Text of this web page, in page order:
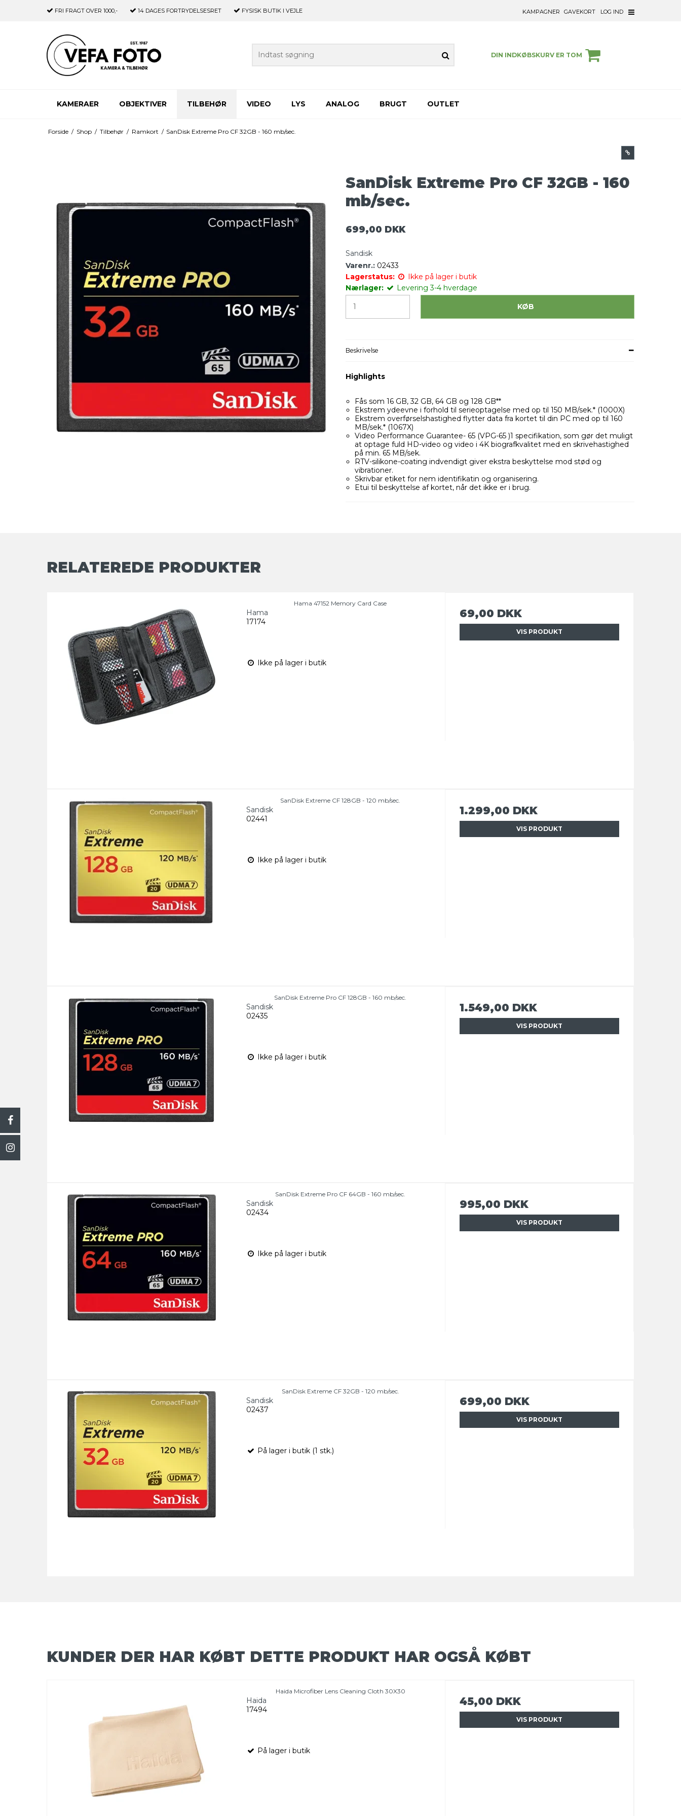
FRI FRAGT OVER 1000,- 14 DAGES FORTRYDELSESRET FYSISK BUTIK I VEJLE KAMPAGNER GAVEKORT LOG IND
DIN INDKØBSKURV ER TOM
KAMERAER OBJEKTIVER TILBEHØR VIDEO LYS ANALOG BRUGT OUTLET
Forside / Shop / Tilbehør / Ramkort / SanDisk Extreme Pro CF 32GB - 160 mb/sec.
SanDisk Extreme Pro CF 32GB - 160
mb/sec.
699,00 DKK
Sandisk
Varenr.: 02433
Lagerstatus:
Ikke på lager i butik
Nærlager:
Levering 3-4 hverdage
KØB
Beskrivelse
Highlights
Fås som 16 GB, 32 GB, 64 GB og 128 GB**
Ekstrem ydeevne i forhold til serieoptagelse med op til 150 MB/sek.* (1000X)
Ekstrem overførselshastighed flytter data fra kortet til din PC med op til 160
MB/sek.* (1067X)
Video Performance Guarantee- 65 (VPG-65 )1 specifikation, som gør det muligt
at optage fuld HD-video og video i 4K biografkvalitet med en skrivehastighed
på min. 65 MB/sek.
RTV-silikone-coating indvendigt giver ekstra beskyttelse mod stød og
vibrationer.
Skrivbar etiket for nem identifikatin og organisering.
Etui til beskyttelse af kortet, når det ikke er i brug.
RELATEREDE PRODUKTER
Hama 47152 Memory Card Case
Hama
17174
Ikke på lager i butik
69,00 DKK
VIS PRODUKT
SanDisk Extreme CF 128GB - 120 mb/sec.
Sandisk
02441
Ikke på lager i butik
1.299,00 DKK
VIS PRODUKT
SanDisk Extreme Pro CF 128GB - 160 mb/sec.
Sandisk
02435
Ikke på lager i butik
1.549,00 DKK
VIS PRODUKT
SanDisk Extreme Pro CF 64GB - 160 mb/sec.
Sandisk
02434
Ikke på lager i butik
995,00 DKK
VIS PRODUKT
SanDisk Extreme CF 32GB - 120 mb/sec.
Sandisk
02437
På lager i butik (1 stk.)
699,00 DKK
VIS PRODUKT
KUNDER DER HAR KØBT DETTE PRODUKT HAR OGSÅ KØBT
Haida Microfiber Lens Cleaning Cloth 30X30
Haida
17494
På lager i butik
45,00 DKK
VIS PRODUKT